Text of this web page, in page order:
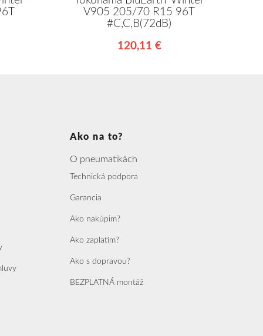
V905 205/70 R15 96T
#C,C,B(72dB)
120,11 €
Ako na to?
O pneumatikách
Technická podpora
Garancia
Ako nakúpim?
Ako zaplatím?
Ako s dopravou?
BEZPLATNÁ montáž